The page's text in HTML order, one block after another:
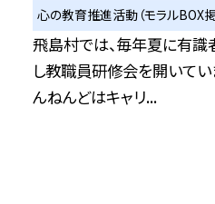
心の教育推進活動（モラルBOX掲
飛島村では、毎年夏に有識
し教職員研修会を開いてい
んねんどはキャリ...